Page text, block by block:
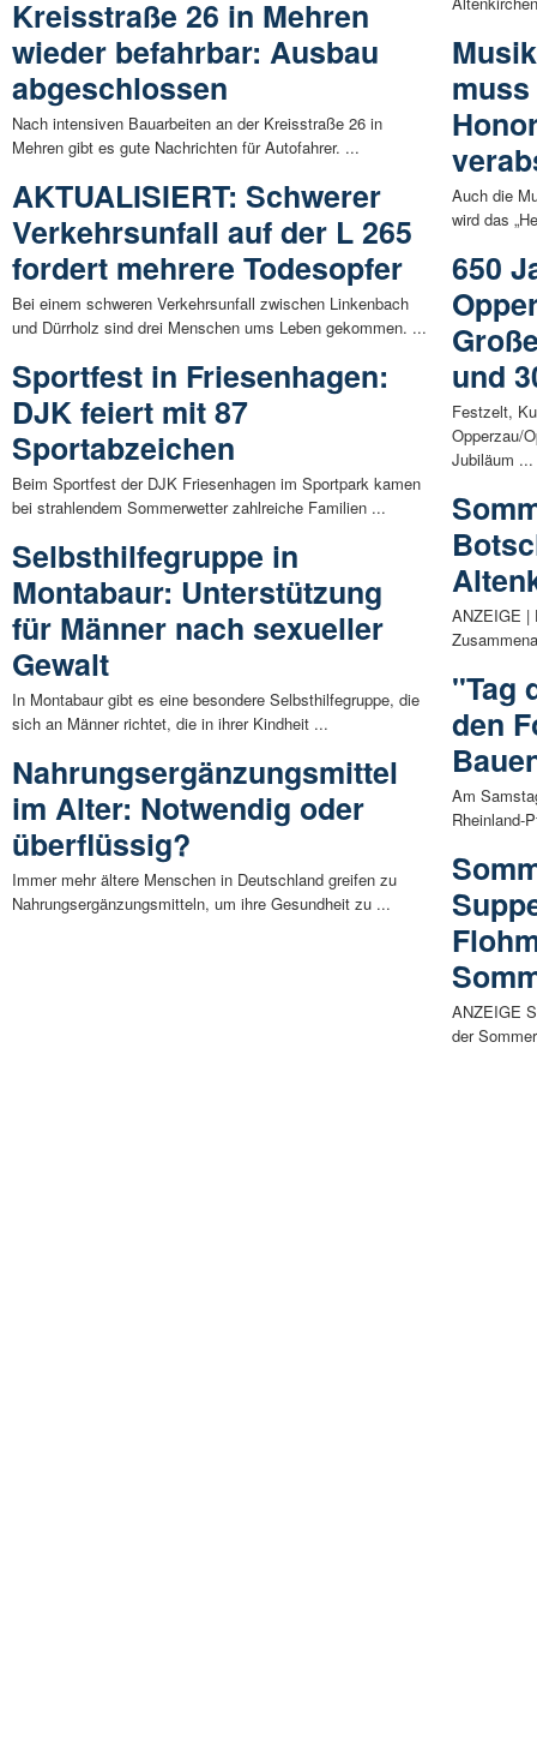
Kreisstraße 26 in Mehren
wieder befahrbar: Ausbau
abgeschlossen
Nach intensiven Bauarbeiten an der Kreisstraße 26 in
Mehren gibt es gute Nachrichten für Autofahrer. ...
AKTUALISIERT: Schwerer
Verkehrsunfall auf der L 265
fordert mehrere Todesopfer
Bei einem schweren Verkehrsunfall zwischen Linkenbach
und Dürrholz sind drei Menschen ums Leben gekommen. ...
Sportfest in Friesenhagen:
DJK feiert mit 87
Sportabzeichen
Beim Sportfest der DJK Friesenhagen im Sportpark kamen
bei strahlendem Sommerwetter zahlreiche Familien ...
Selbsthilfegruppe in
Montabaur: Unterstützung
für Männer nach sexueller
Gewalt
In Montabaur gibt es eine besondere Selbsthilfegruppe, die
sich an Männer richtet, die in ihrer Kindheit ...
Nahrungsergänzungsmittel
im Alter: Notwendig oder
überflüssig?
Immer mehr ältere Menschen in Deutschland greifen zu
Nahrungsergänzungsmitteln, um ihre Gesundheit zu ...
Auch die
wird das
650
und
Festzelt,
Opperzau/
Jubiläum ...
ANZEIGE |
"Tag
den
Am
Rheinland-
ANZEIGE
der